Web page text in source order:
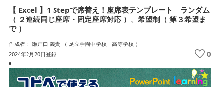
【 Excel 】1 Stepで席替え！座席表テンプレート ランダム
（ ２連続同じ座席・固定座席対応 ）、希望制（ 第３希望ま
で ）
作成者： 瀬戸口 義貴 （ 足立学園中学校・高等学校 ）
2024年2月20日登録
0